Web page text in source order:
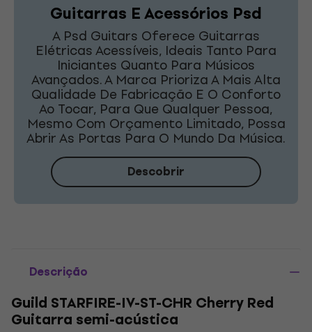
Guitarras E Acessórios Psd
A Psd Guitars Oferece Guitarras
Elétricas Acessíveis, Ideais Tanto Para
Iniciantes Quanto Para Músicos
Avançados. A Marca Prioriza A Mais Alta
Qualidade De Fabricação E O Conforto
Ao Tocar, Para Que Qualquer Pessoa,
Mesmo Com Orçamento Limitado, Possa
Abrir As Portas Para O Mundo Da Música.
Descobrir
Descrição
Guild STARFIRE-IV-ST-CHR Cherry Red
Guitarra semi-acústica